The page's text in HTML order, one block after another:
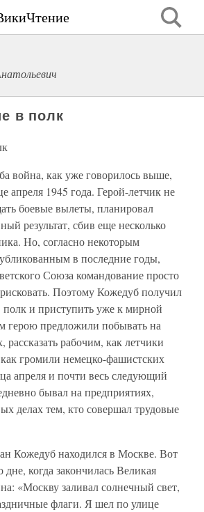
в полк
война, как уже говорилось выше,
апреля 1945 года. Герой-летчик не
боевые вылеты, планировал
результат, сбив еще несколько
Но, согласно некоторым
в последние годы,
Союза командование просто
Поэтому Кожедуб получил
полк и приступить уже к мирной
герою предложили побывать на
рассказать рабочим, как летчики
громили немецко-фашистских
апреля и почти весь следующий
бывал на предприятиях,
делах тем, кто совершал трудовые
Кожедуб находился в Москве. Вот
когда закончилась Великая
«Москву заливал солнечный свет,
флаги. Я шел по улице